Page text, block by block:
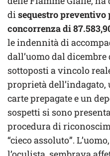
di sequestro preventivo
concorrenza di
le indennità di
dall’uomo dal dicembre
sottoposti a vincolo
proprietà dell’indagato,
carte prepagate e un
sospetti si sono
procedura di
“cieco assoluto”.